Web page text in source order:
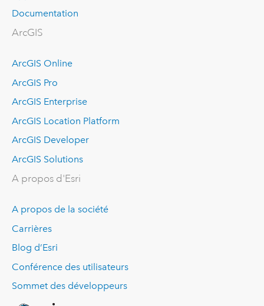
Documentation
ArcGIS
ArcGIS Online
ArcGIS Pro
ArcGIS Enterprise
ArcGIS Location Platform
ArcGIS Developer
ArcGIS Solutions
A propos d'Esri
A propos de la société
Carrières
Blog d’Esri
Conférence des utilisateurs
Sommet des développeurs